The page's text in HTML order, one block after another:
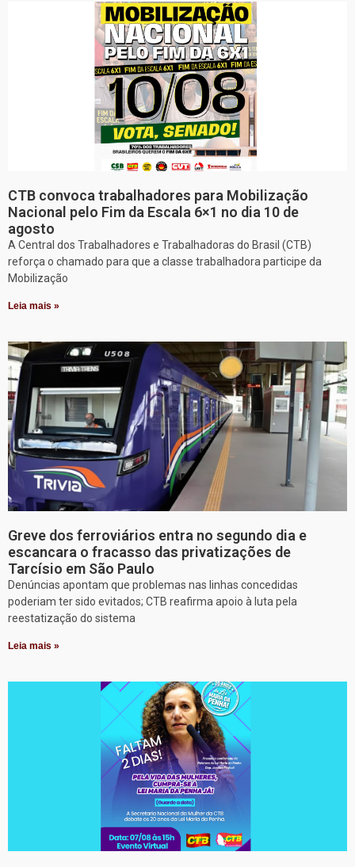
CTB convoca trabalhadores para Mobilização
Nacional pelo Fim da Escala 6×1 no dia 10 de
agosto
A Central dos Trabalhadores e Trabalhadoras do Brasil (CTB)
reforça o chamado para que a classe trabalhadora participe da
Mobilização
Leia mais »
Greve dos ferroviários entra no segundo dia e
escancara o fracasso das privatizações de
Tarcísio em São Paulo
Denúncias apontam que problemas nas linhas concedidas
poderiam ter sido evitados; CTB reafirma apoio à luta pela
reestatização do sistema
Leia mais »